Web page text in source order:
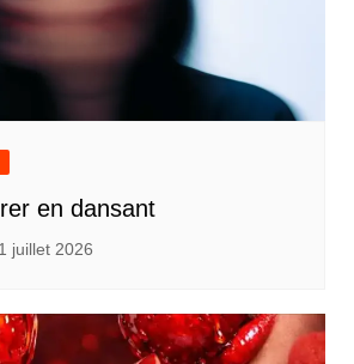
en dansant
juillet 2026